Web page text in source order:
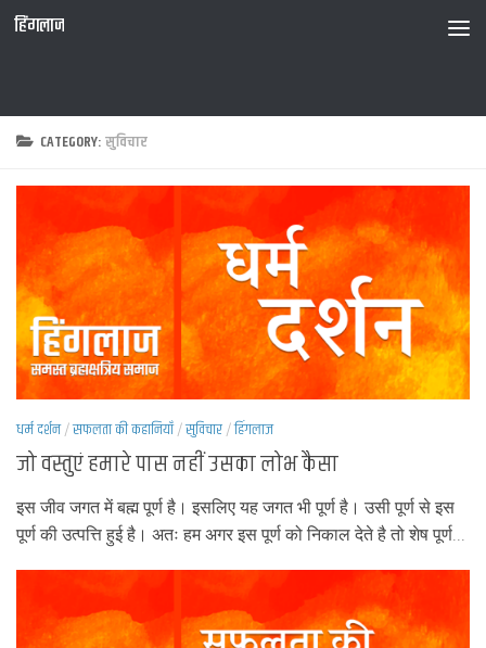
हिंगलाज
CATEGORY:सुविचार
धर्म दर्शन/सफलता की कहानियाँ/सुविचार/हिंगलाज
जो वस्तुएं हमारे पास नहीं उसका लोभ कैसा
इस जीव जगत में बह्म पूर्ण है। इसलिए यह जगत भी पूर्ण है। उसी पूर्ण से इस
पूर्ण की उत्पत्ति हुई है। अतः हम अगर इस पूर्ण को निकाल देते है तो शेष पूर्ण...